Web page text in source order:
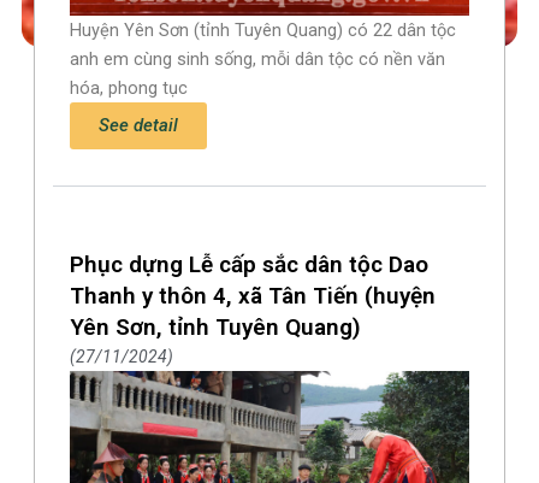
Huyện Yên Sơn (tỉnh Tuyên Quang) có 22 dân tộc
anh em cùng sinh sống, mỗi dân tộc có nền văn
hóa, phong tục
See detail
Phục dựng Lễ cấp sắc dân tộc Dao
Thanh y thôn 4, xã Tân Tiến (huyện
Yên Sơn, tỉnh Tuyên Quang)
27/11/2024